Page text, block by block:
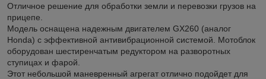
Отличное решение для обработки земли и перевозки грузов на
прицепе.
Модель оснащена надежным двигателем GX260 (аналог
Honda) с эффективной антивибрационной системой. Мотоблок
оборудован шестиренчатым редуктором на разворотных
ступицах и фарой.
Этот небольшой маневренный агрегат отлично подойдет для